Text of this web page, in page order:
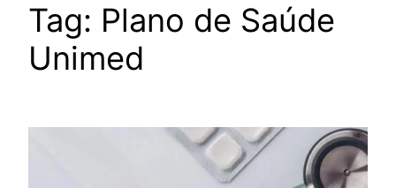
Tag: Plano de Saúde
Unimed